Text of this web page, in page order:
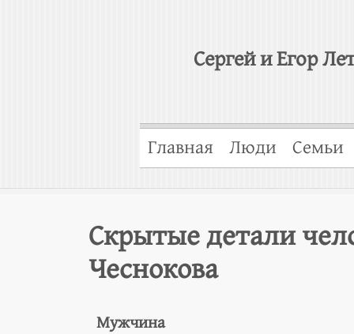
Сергей и Егор
Главная Люди Семьи
Скрытые детали
Чеснокова
Мужчина